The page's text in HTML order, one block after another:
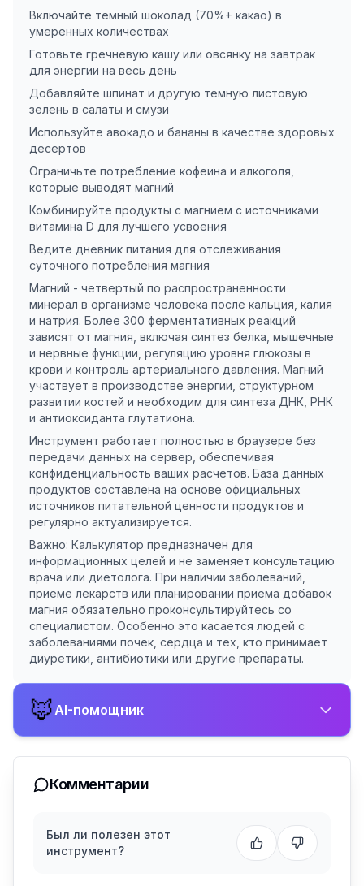
Включайте темный шоколад (70%+ какао) в
умеренных количествах
Готовьте гречневую кашу или овсянку на завтрак
для энергии на весь день
Добавляйте шпинат и другую темную листовую
зелень в салаты и смузи
Используйте авокадо и бананы в качестве здоровых
десертов
Ограничьте потребление кофеина и алкоголя,
которые выводят магний
Комбинируйте продукты с магнием с источниками
витамина D для лучшего усвоения
Ведите дневник питания для отслеживания
суточного потребления магния
Магний - четвертый по распространенности
минерал в организме человека после кальция, калия
и натрия. Более 300 ферментативных реакций
зависят от магния, включая синтез белка, мышечные
и нервные функции, регуляцию уровня глюкозы в
крови и контроль артериального давления. Магний
участвует в производстве энергии, структурном
развитии костей и необходим для синтеза ДНК, РНК
и антиоксиданта глутатиона.
Инструмент работает полностью в браузере без
передачи данных на сервер, обеспечивая
конфиденциальность ваших расчетов. База данных
продуктов составлена на основе официальных
источников питательной ценности продуктов и
регулярно актуализируется.
Важно: Калькулятор предназначен для
информационных целей и не заменяет консультацию
врача или диетолога. При наличии заболеваний,
приеме лекарств или планировании приема добавок
магния обязательно проконсультируйтесь со
специалистом. Особенно это касается людей с
заболеваниями почек, сердца и тех, кто принимает
диуретики, антибиотики или другие препараты.
🦊AI-помощник
Комментарии
Был ли полезен этот
инструмент?